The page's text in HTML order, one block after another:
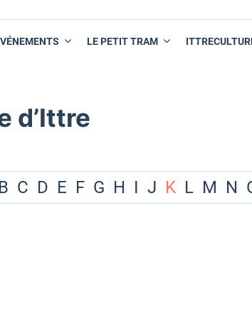
LE PETIT TRAM
d’Ittre
B C D E F G H I J K L M N